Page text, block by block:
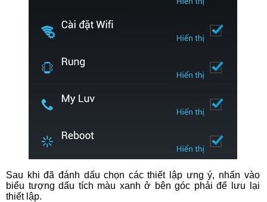
Sau khi đã đánh dấu chọn các thiết lập ưng ý, nhấn vào
biểu tượng dấu tích màu xanh ở bên góc phải để lưu lại
thiết lập.